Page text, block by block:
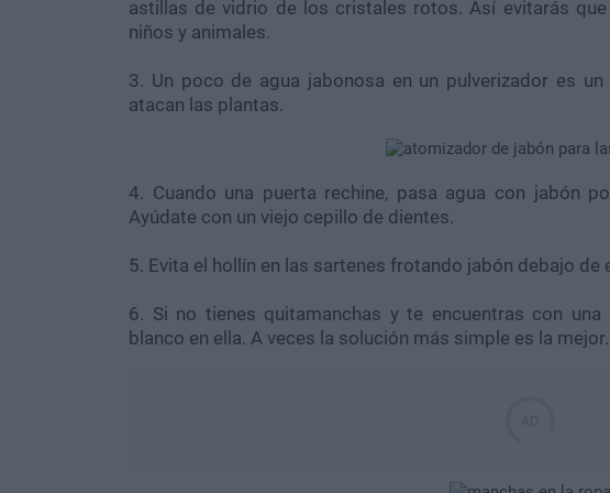
astillas de vidrio de los cristales rotos. Así evitarás
niños y animales.
3. Un poco de agua jabonosa en un pulverizador es
atacan las plantas.
4. Cuando una puerta rechine, pasa agua con jabón
Ayúdate con un viejo cepillo de dientes.
5. Evita el hollín en las sartenes frotando jabón debajo de
6. Si no tienes quitamanchas y te encuentras con
blanco en ella. A veces la solución más simple es la mejor.